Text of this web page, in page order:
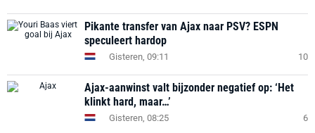
Pikante transfer van Ajax naar PSV? ESPN
speculeert hardop
Gisteren, 09:11 10
Ajax-aanwinst valt bijzonder negatief op: ‘Het
klinkt hard, maar…’
Gisteren, 08:25 6